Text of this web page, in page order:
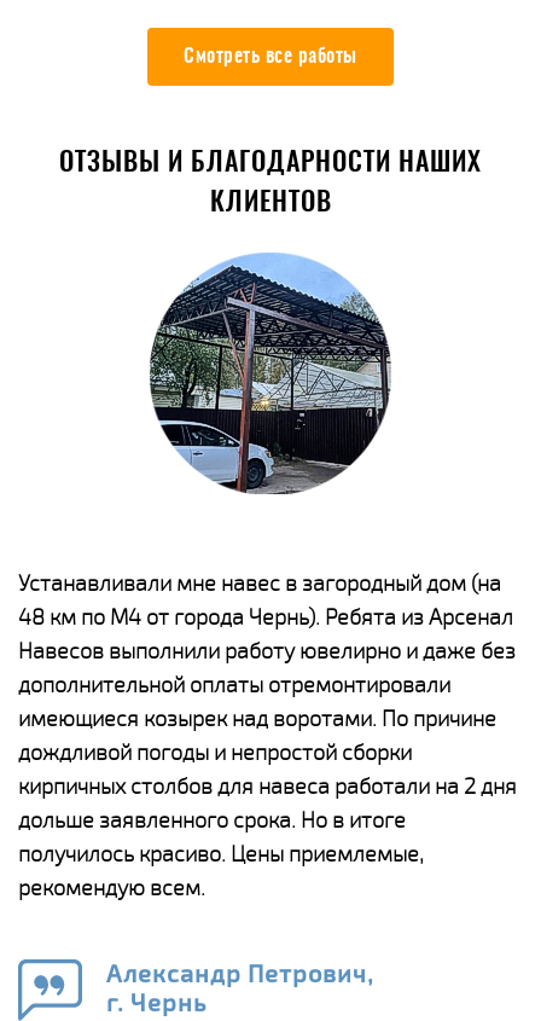
Смотреть все работы
ОТЗЫВЫ И БЛАГОДАРНОСТИ НАШИХ
КЛИЕНТОВ
Устанавливали мне навес в загородный дом (на
48 км по М4 от города Чернь). Ребята из Арсенал
Навесов выполнили работу ювелирно и даже без
дополнительной оплаты отремонтировали
имеющиеся козырек над воротами. По причине
дождливой погоды и непростой сборки
кирпичных столбов для навеса работали на 2 дня
дольше заявленного срока. Но в итоге
получилось красиво. Цены приемлемые,
рекомендую всем.
Александр Петрович,
г. Чернь